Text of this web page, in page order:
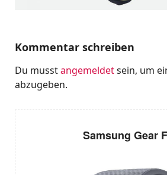
Kommentar schreiben
Du musstangemeldetsein, um
abzugeben.
Samsung Gear